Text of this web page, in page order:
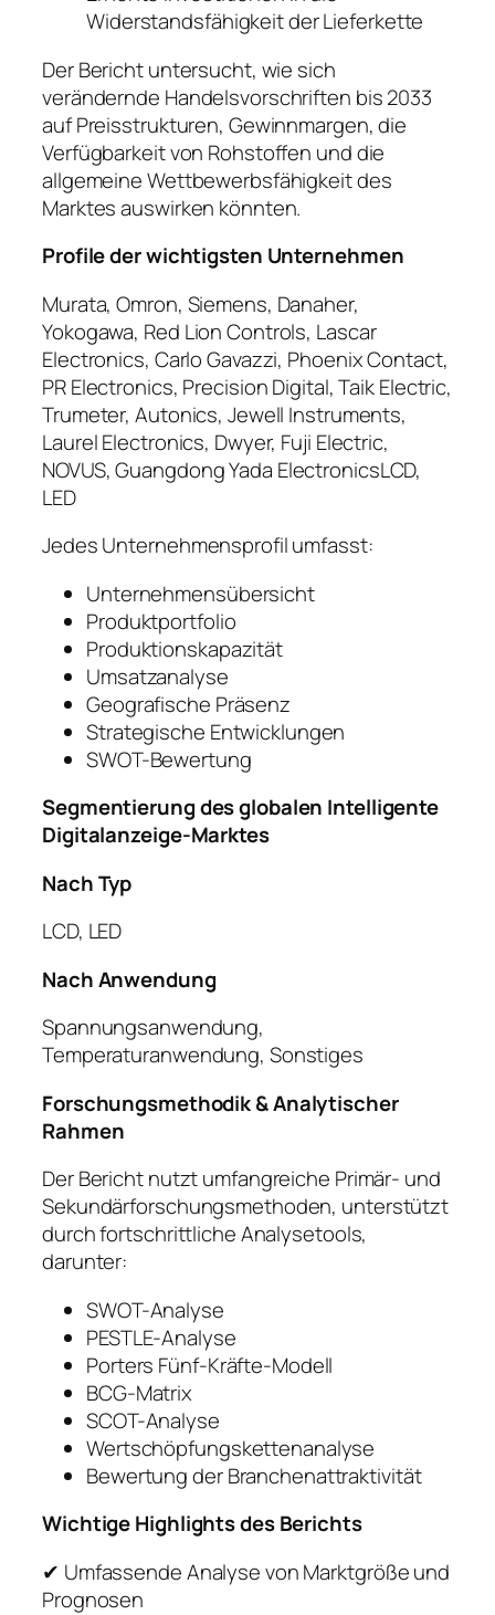
Widerstandsfähigkeit der Lieferkette
Der Bericht untersucht, wie sich
verändernde Handelsvorschriften bis 2033
auf Preisstrukturen, Gewinnmargen, die
Verfügbarkeit von Rohstoffen und die
allgemeine Wettbewerbsfähigkeit des
Marktes auswirken könnten.
Profile der wichtigsten Unternehmen
Murata, Omron, Siemens, Danaher,
Yokogawa, Red Lion Controls, Lascar
Electronics, Carlo Gavazzi, Phoenix Contact,
PR Electronics, Precision Digital, Taik Electric,
Trumeter, Autonics, Jewell Instruments,
Laurel Electronics, Dwyer, Fuji Electric,
NOVUS, Guangdong Yada ElectronicsLCD,
LED
Jedes Unternehmensprofil umfasst:
Unternehmensübersicht
Produktportfolio
Produktionskapazität
Umsatzanalyse
Geografische Präsenz
Strategische Entwicklungen
SWOT-Bewertung
Segmentierung des globalen Intelligente
Digitalanzeige-Marktes
Nach Typ
LCD, LED
Nach Anwendung
Spannungsanwendung,
Temperaturanwendung, Sonstiges
Forschungsmethodik & Analytischer
Rahmen
Der Bericht nutzt umfangreiche Primär- und
Sekundärforschungsmethoden, unterstützt
durch fortschrittliche Analysetools,
darunter:
SWOT-Analyse
PESTLE-Analyse
Porters Fünf-Kräfte-Modell
BCG-Matrix
SCOT-Analyse
Wertschöpfungskettenanalyse
Bewertung der Branchenattraktivität
Wichtige Highlights des Berichts
✔ Umfassende Analyse von Marktgröße und
Prognosen